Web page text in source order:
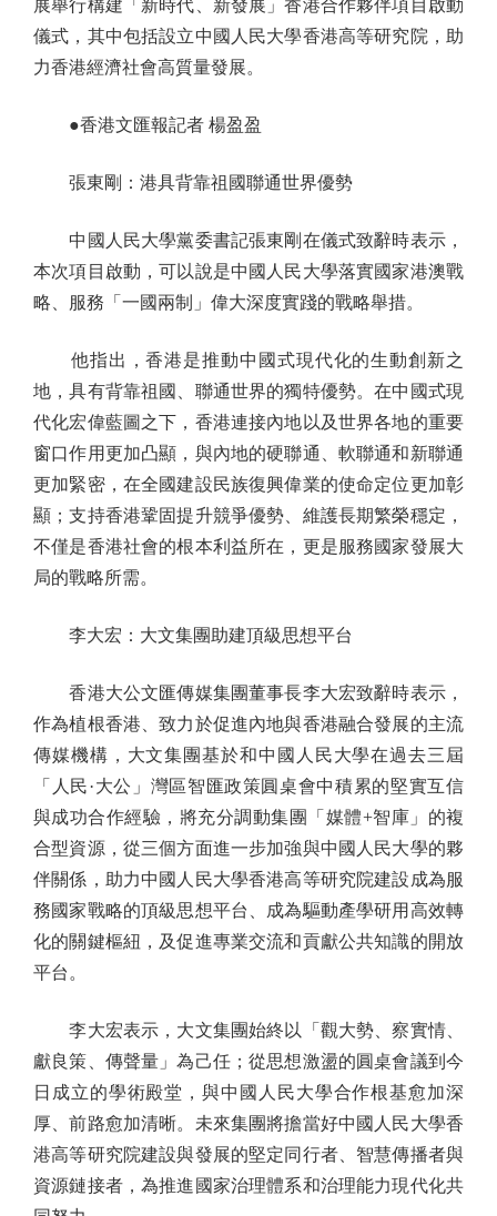
展舉行構建「新時代、新發展」香港合作夥伴項目啟動
儀式，其中包括設立中國人民大學香港高等研究院，助
力香港經濟社會高質量發展。
●香港文匯報記者 楊盈盈
張東剛：港具背靠祖國聯通世界優勢
中國人民大學黨委書記張東剛在儀式致辭時表示，
本次項目啟動，可以說是中國人民大學落實國家港澳戰
略、服務「一國兩制」偉大深度實踐的戰略舉措。
他指出，香港是推動中國式現代化的生動創新之
地，具有背靠祖國、聯通世界的獨特優勢。在中國式現
代化宏偉藍圖之下，香港連接內地以及世界各地的重要
窗口作用更加凸顯，與內地的硬聯通、軟聯通和新聯通
更加緊密，在全國建設民族復興偉業的使命定位更加彰
顯；支持香港鞏固提升競爭優勢、維護長期繁榮穩定，
不僅是香港社會的根本利益所在，更是服務國家發展大
局的戰略所需。
李大宏：大文集團助建頂級思想平台
香港大公文匯傳媒集團董事長李大宏致辭時表示，
作為植根香港、致力於促進內地與香港融合發展的主流
傳媒機構，大文集團基於和中國人民大學在過去三屆
「人民·大公」灣區智匯政策圓桌會中積累的堅實互信
與成功合作經驗，將充分調動集團「媒體+智庫」的複
合型資源，從三個方面進一步加強與中國人民大學的夥
伴關係，助力中國人民大學香港高等研究院建設成為服
務國家戰略的頂級思想平台、成為驅動產學研用高效轉
化的關鍵樞紐，及促進專業交流和貢獻公共知識的開放
平台。
李大宏表示，大文集團始終以「觀大勢、察實情、
獻良策、傳聲量」為己任；從思想激盪的圓桌會議到今
日成立的學術殿堂，與中國人民大學合作根基愈加深
厚、前路愈加清晰。未來集團將擔當好中國人民大學香
港高等研究院建設與發展的堅定同行者、智慧傳播者與
資源鏈接者，為推進國家治理體系和治理能力現代化共